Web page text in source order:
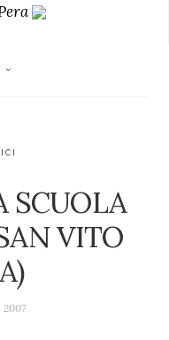
SCUOLA
VITO
2007